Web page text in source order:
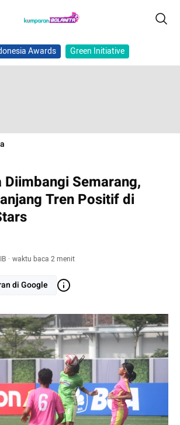
Awards Green Initiative
Semarang,
Tren Positif di
· waktu baca 2 menit
di Google